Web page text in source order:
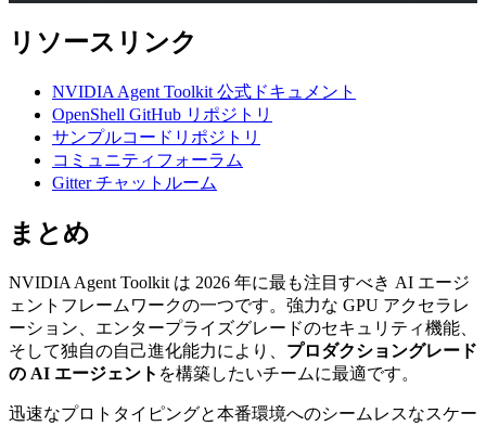
リソースリンク
NVIDIA Agent Toolkit 公式ドキュメント
OpenShell GitHub リポジトリ
サンプルコードリポジトリ
コミュニティフォーラム
Gitter チャットルーム
まとめ
NVIDIA Agent Toolkit は 2026 年に最も注目すべき AI エージ
ェントフレームワークの一つです。強力な GPU アクセラレ
ーション、エンタープライズグレードのセキュリティ機能、
そして独自の自己進化能力により、 プロダクショングレード
の AI エージェント を構築したいチームに最適です。
迅速なプロトタイピングと本番環境へのシームレスなスケー